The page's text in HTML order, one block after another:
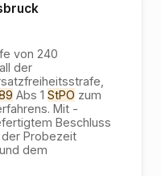
von 240
der
Abs 1 StPO zum
Mit -
Beschluss
Probezeit
dem